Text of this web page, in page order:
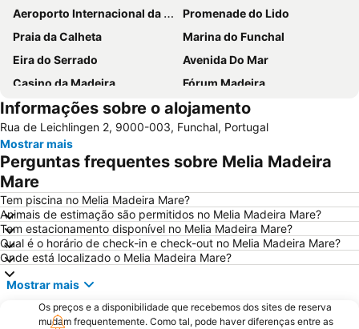
Aeroporto Internacional da Madeira Cristiano Ronaldo
Promenade do Lido
Praia da Calheta
Marina do Funchal
Eira do Serrado
Avenida Do Mar
Casino da Madeira
Fórum Madeira
Sé Catedral do Funchal
Praia Machico
Parque temático da Madeira
Praia do Sol
Casas Típicas de Santana
Dos Reis Magos
Avenida Arriaga
Monte Palace Tropical Garden
Santa Catarina
Santa Maria
Miradouro Ponta do Sol
Clube de Golfe Santo da Serra Parque Madeira Magic - Cidade das Crianças
Complexo Balnear de Ponta Delgada
Reid’s Palace Classic Auto Show
Porto de Ribeira Brava-Madeira
Roseiral da Quinta do Arco
Largo do Curral das Freiras
Informações sobre o alojamento
Rua de Leichlingen 2, 9000-003, Funchal, Portugal
Mostrar mais
Perguntas frequentes sobre Melia Madeira
Mare
Tem piscina no Melia Madeira Mare?
Animais de estimação são permitidos no Melia Madeira Mare?
Tem estacionamento disponível no Melia Madeira Mare?
Qual é o horário de check-in e check-out no Melia Madeira Mare?
Onde está localizado o Melia Madeira Mare?
Mostrar mais
Os preços e a disponibilidade que recebemos dos sites de reserva
mudam frequentemente. Como tal, pode haver diferenças entre as